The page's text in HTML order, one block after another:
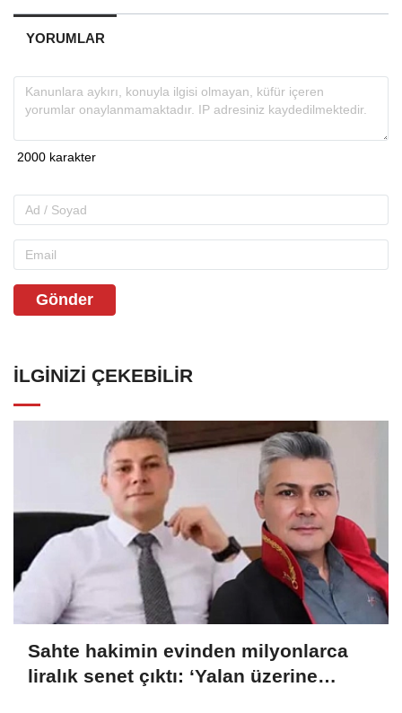
YORUMLAR
Gönder
İLGINIZI ÇEKEBILIR
Sahte hakimin evinden milyonlarca
liralık senet çıktı: ‘Yalan üzerine